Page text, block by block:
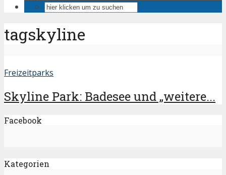
tagskyline
Freizeitparks
Skyline Park: Badesee und „weitere...
Facebook
Kategorien